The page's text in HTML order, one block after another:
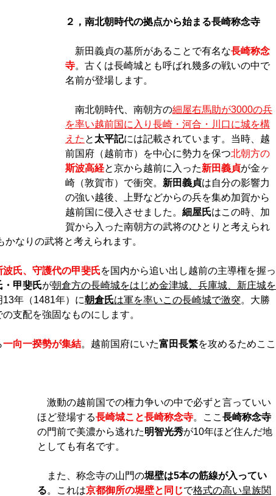
２，南北朝時代の拠点から始まる長崎称念寺
新田義貞の墓所があることで有名な長崎称念
寺。古くは長崎城とも呼ばれ幾多の戦いの中で
名前が登場します。
南北朝時代、南朝方の細屋右馬助が3000の兵
を率い越前国に入り長崎・河合・川口に城を構
えた と 太平記には記載されています。当時、越
前国府（越前市）を中心に勢力を保つ北朝方の
斯波高経と京から越前に入った新田義貞が金ヶ
崎（敦賀市）で衝突。 新田義貞は自分の影響力
の強い越後、上野などからの兵を集め加賀から
越前国に侵入させました。 細屋氏はこの時、加
賀から入った南朝方の武将のひとりと考えられ
なりの武将と考えられます。
波氏、守護代の甲斐氏を国内から追い出し越前の主導権を握っ
・甲斐氏が朝倉方の長崎城をはじめ金津城、兵庫城、新庄城を
年（1481年）に朝倉氏は軍を率いこの長崎城で激突。大勝
支配を強固なものにします。
一向一揆勢が集結。越前国府にいた富田長繁を攻めるためここ
激動の越前国での権力争いの中で必ずと言っていい
ほど登場する長崎城こと長崎称念寺。ここ 長崎称念寺
の門前で美濃から逃れた明智光秀が10年ほど住んだ地
としても有名です。
また、称念寺の山門の堀壁は5本の筋線が入ってい
る。これは京都御所の堀壁と同じで格式の高い皇族関